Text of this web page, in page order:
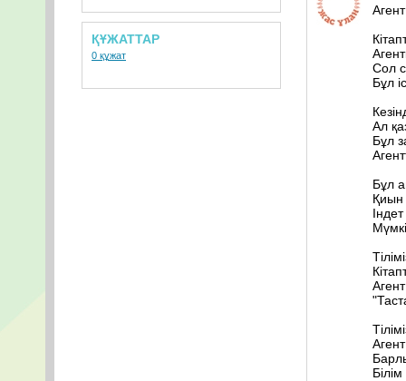
ҚҰЖАТТАР
0 құжат
Сол
Бұл
Ал
Бұл
Бұл
Қиын